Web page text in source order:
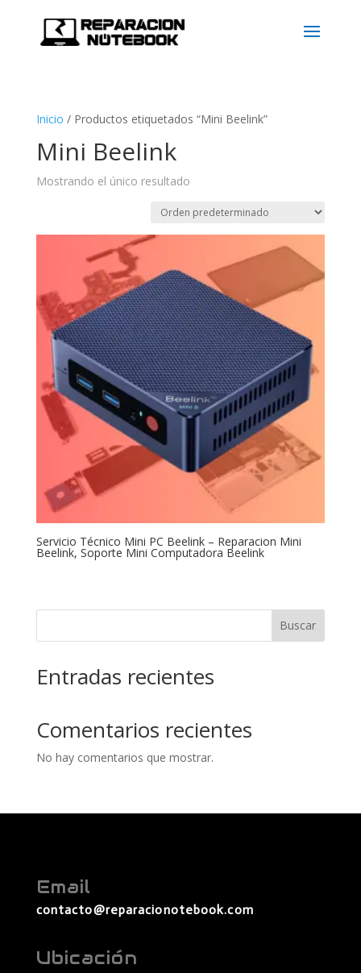
Inicio / Productos etiquetados “Mini Beelink”
Mini Beelink
Mostrando el único resultado
Servicio Técnico Mini PC Beelink – Reparacion Mini
Beelink, Soporte Mini Computadora Beelink
Buscar
Entradas recientes
Comentarios recientes
No hay comentarios que mostrar.
Email
contacto@reparacionotebook.com
Ubicación